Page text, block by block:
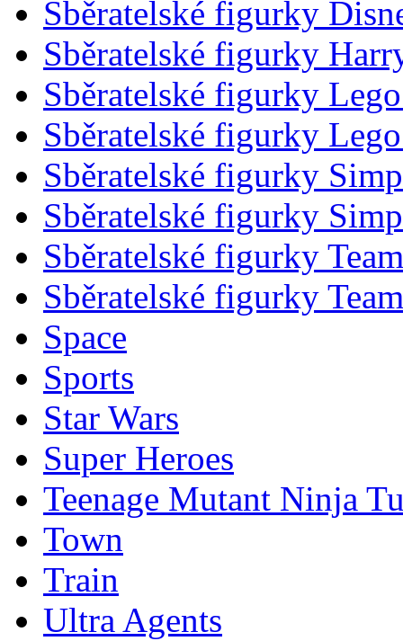
Sběratelské figurky
Sběratelské figurky
Sběratelské figurky
Sběratelské figurky
Sběratelské figurky
Sběratelské figurky
Sběratelské figurky
Sběratelské figurky
Space
Sports
Star Wars
Super Heroes
Teenage Mutant Ninja
Town
Train
Ultra Agents